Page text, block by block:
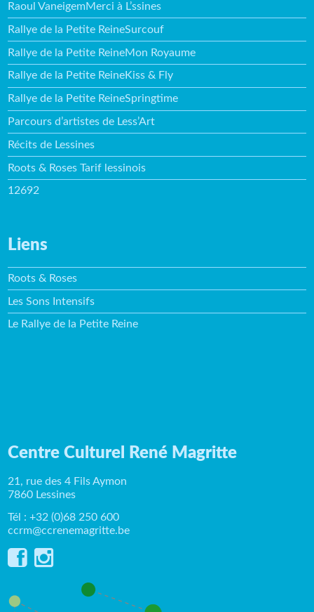
Raoul VaneigemMerci à L’ssines
Rallye de la Petite ReineSurcouf
Rallye de la Petite ReineMon Royaume
Rallye de la Petite ReineKiss & Fly
Rallye de la Petite ReineSpringtime
Parcours d’artistes de Less’Art
Récits de Lessines
Roots & Roses Tarif lessinois
12692
Liens
Roots & Roses
Les Sons Intensifs
Le Rallye de la Petite Reine
Centre Culturel René Magritte
21, rue des 4 Fils Aymon
7860 Lessines
Tél : +32 (0)68 250 600
ccrm@ccrenemagritte.be